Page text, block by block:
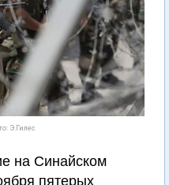
Э.Гилес
на Синайском
пятерых